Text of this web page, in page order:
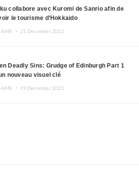
collabore avec Kuromi de Sanrio afin de
le tourisme d’Hokkaido
・ 21.December.2022
Deadly Sins: Grudge of Edinburgh Part 1
nouveau visuel clé
・ 19.December.2022